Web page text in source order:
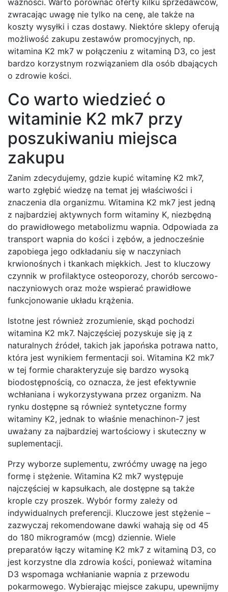
zwracając uwagę nie tylko na cenę, ale także na
koszty wysyłki i czas dostawy. Niektóre sklepy oferują
możliwość zakupu zestawów promocyjnych, np.
witamina K2 mk7 w połączeniu z witaminą D3, co jest
bardzo korzystnym rozwiązaniem dla osób dbających
o zdrowie kości.
Co warto wiedzieć o
witaminie K2 mk7 przy
poszukiwaniu miejsca
zakupu
Zanim zdecydujemy, gdzie kupić witaminę K2 mk7,
warto zgłębić wiedzę na temat jej właściwości i
znaczenia dla organizmu. Witamina K2 mk7 jest jedną
z najbardziej aktywnych form witaminy K, niezbędną
do prawidłowego metabolizmu wapnia. Odpowiada za
transport wapnia do kości i zębów, a jednocześnie
zapobiega jego odkładaniu się w naczyniach
krwionośnych i tkankach miękkich. Jest to kluczowy
czynnik w profilaktyce osteoporozy, chorób sercowo-
naczyniowych oraz może wspierać prawidłowe
funkcjonowanie układu krążenia.
Istotne jest również zrozumienie, skąd pochodzi
witamina K2 mk7. Najczęściej pozyskuje się ją z
naturalnych źródeł, takich jak japońska potrawa natto,
która jest wynikiem fermentacji soi. Witamina K2 mk7
w tej formie charakteryzuje się bardzo wysoką
biodostępnością, co oznacza, że jest efektywnie
wchłaniana i wykorzystywana przez organizm. Na
rynku dostępne są również syntetyczne formy
witaminy K2, jednak to właśnie menachinon-7 jest
uważany za najbardziej wartościowy i skuteczny w
suplementacji.
Przy wyborze suplementu, zwróćmy uwagę na jego
formę i stężenie. Witamina K2 mk7 występuje
najczęściej w kapsułkach, ale dostępne są także
krople czy proszek. Wybór formy zależy od
indywidualnych preferencji. Kluczowe jest stężenie –
zazwyczaj rekomendowane dawki wahają się od 45
do 180 mikrogramów (mcg) dziennie. Wiele
preparatów łączy witaminę K2 mk7 z witaminą D3, co
jest korzystne dla zdrowia kości, ponieważ witamina
D3 wspomaga wchłanianie wapnia z przewodu
pokarmowego. Wybierając miejsce zakupu, upewnijmy